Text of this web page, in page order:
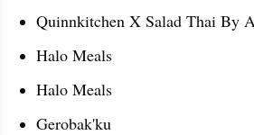
Quinnkitchen X Salad Thai By
Halo Meals
Halo Meals
Gerobak'ku